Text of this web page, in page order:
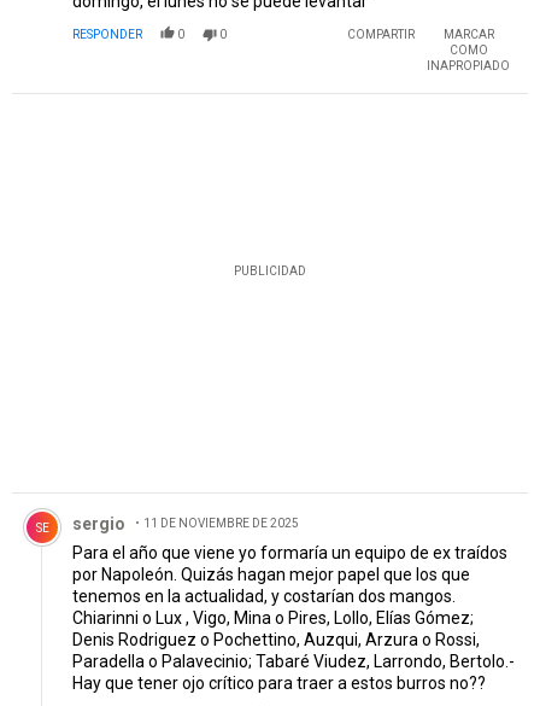
RESPONDER 0 0 COMPARTIR
MARCAR
COMO
INAPROPIADO
PUBLICIDAD
Comentario de sergio.
SE sergio 11 DE NOVIEMBRE DE 2025
Para el año que viene yo formaría un equipo de ex traídos
por Napoleón. Quizás hagan mejor papel que los que
tenemos en la actualidad, y costarían dos mangos.
Chiarinni o Lux , Vigo, Mina o Pires, Lollo, Elías Gómez;
Denis Rodriguez o Pochettino, Auzqui, Arzura o Rossi,
Paradella o Palavecinio; Tabaré Viudez, Larrondo, Bertolo.-
Hay que tener ojo crítico para traer a estos burros no??